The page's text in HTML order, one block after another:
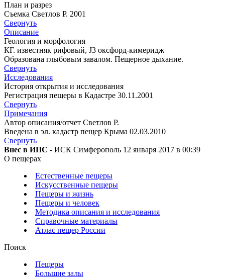
План и разрез
Съемка Светлов Р. 2001
Свернуть
Описание
Геология и морфология
КГ. известняк рифовый, J3 оксфорд-кимеридж
Образована глыбовым завалом. Пещерное дыхание.
Свернуть
Исследования
История открытия и исследования
Регистрация пещеры в Кадастре 30.11.2001
Свернуть
Примечания
Автор описания/отчет Светлов Р.
Введена в эл. кадастр пещер Крыма 02.03.2010
Свернуть
Внес в ИПС - ИСК Симферополь 12 января 2017 в 00:39
О пещерах
Естественные пещеры
Искусственные пещеры
Пещеры и жизнь
Пещеры и человек
Методика описания и исследования
Справочные материалы
Атлас пещер России
Поиск
Пещеры
Большие залы